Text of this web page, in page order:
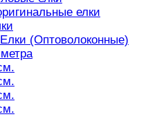
елки
(Оптоволоконные)